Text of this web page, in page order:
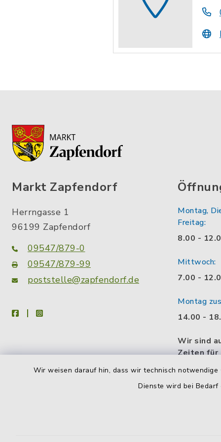
Wir weisen darauf hin, dass wir technisch
Dienste wird bei
Markt Zapfendorf
Herrngasse 1
96199 Zapfendorf
09547/879-0
09547/879-99
poststelle@zapfendorf.de
facebookinstagram
Montag,
Freitag:
8.00 -
Mittwoch:
7.00 -
Montag
14.00 -
Wir sind
Zeiten für